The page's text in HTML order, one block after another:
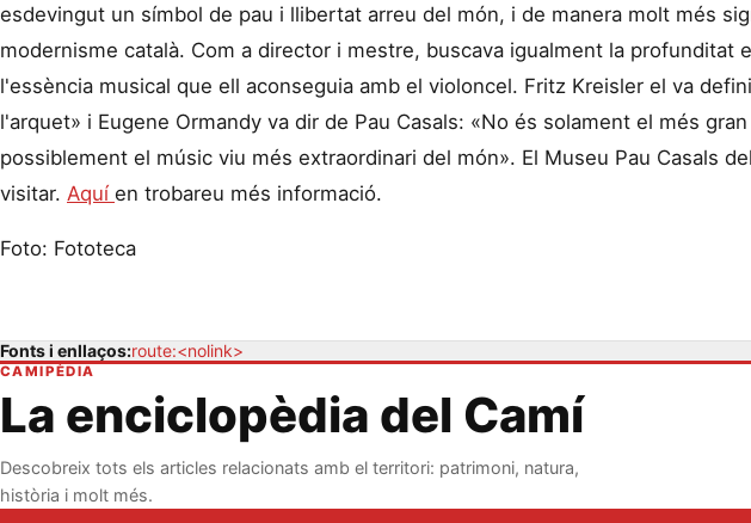
esdevingut un símbol de pau i llibertat arreu del món, i de manera molt més
modernisme català. Com a director i mestre, buscava igualment la profunditat
l'essència musical que ell aconseguia amb el violoncel. Fritz Kreisler el va
l'arquet» i Eugene Ormandy va dir de Pau Casals: «No és solament el més gran
possiblement el músic viu més extraordinari del món». El Museu Pau Casals
visitar. Aquí en trobareu més informació.
Foto: Fototeca
Fonts i enllaços:route:<nolink>
CAMIPÈDIA
La enciclopèdia del Camí
Descobreix tots els articles relacionats amb el territori: patrimoni, natura,
història i molt més.